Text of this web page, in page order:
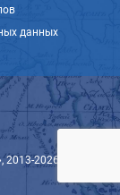
данных
2013-2026